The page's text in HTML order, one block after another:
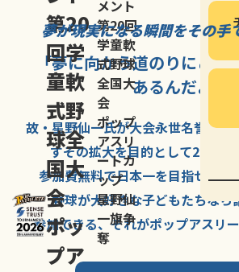
第20
回学
童軟
式野
球全
国大
会
ポッ
プア
メント
第20回
学童軟
式野球
全国大
会
ポップ
アスリ
ートカ
ップ
星野仙
一旗争
奪
夢が現実になる瞬間をその手
「夢に向かう道のりにこそ
あるんだよ」
故・星野仙一氏が大会永世名誉会長
すその拡大を目的として2007年に
参加費無料で日本一を目指せる唯
野球が大好きな子どもたちなら
参加できる、それがポップアスリ